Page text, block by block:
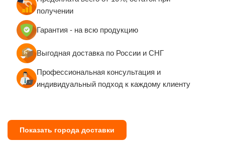
(СЭЗ)
Вся продукция изготавливается по ГОСТу с
обеспечением 100% постановки на учёт в
Гостехнадзоре.
получении
Гарантия - на всю продукцию
Выгодная доставка по России и СНГ
Профессиональная консультация и
индивидуальный подход к каждому клиенту
Показать города доставки